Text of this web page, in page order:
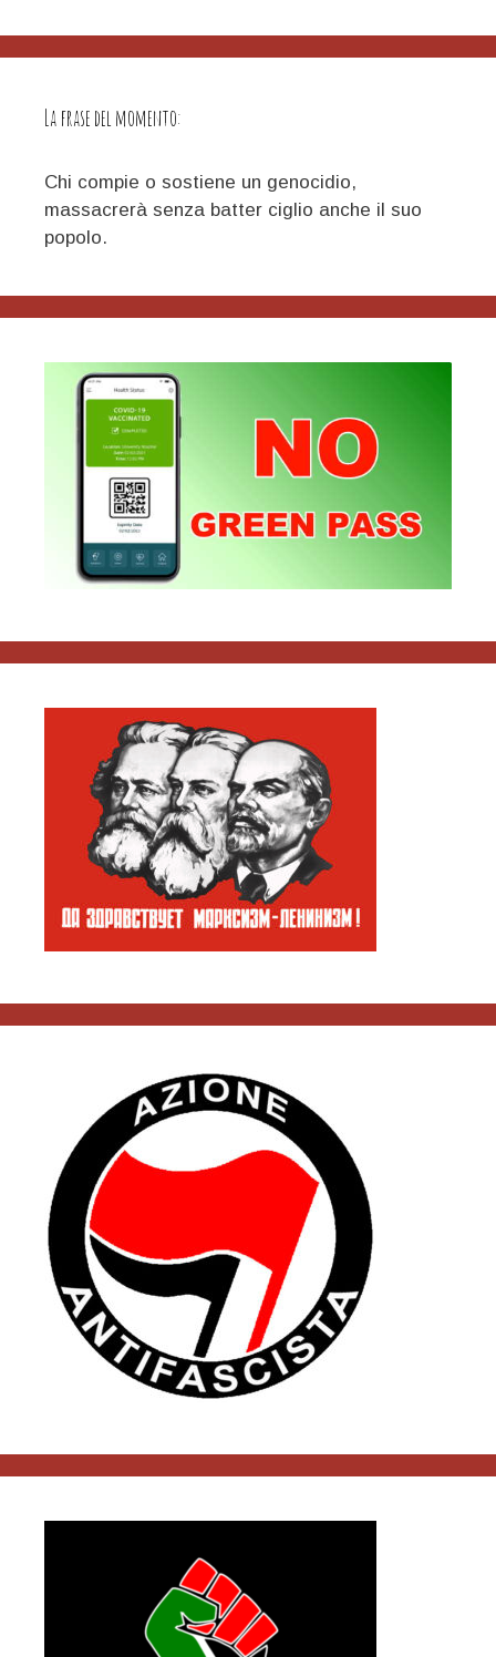
La frase del momento:
Chi compie o sostiene un genocidio,
massacrerà senza batter ciglio anche il suo
popolo.